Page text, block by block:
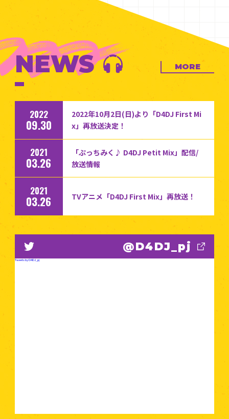
NEWS
2022
09.30
2022年10月2日(日)より「D4DJ First Mi
x」再放送決定！
2021
03.26
「ぷっちみく♪ D4DJ Petit Mix」配信/
放送情報
2021
03.26 TVアニメ「D4DJ First Mix」再放送！
MORE
@D4DJ_pj
Tweets by D4DJ_pj